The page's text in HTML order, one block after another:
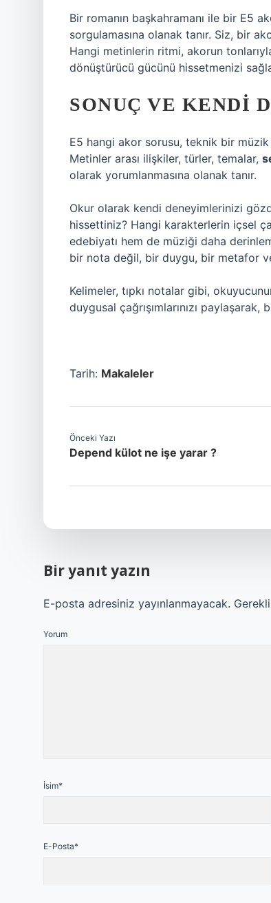
Bir romanın başkahramanı ile bir E5
sorgulamasına olanak tanır. Siz, bir
Hangi metinlerin ritmi, akorun
dönüştürücü gücünü hissetmenizi
SONUÇ VE KENDI
E5 hangi akor sorusu, teknik bir
Metinler arası ilişkiler, türler, temalar,
olarak yorumlanmasına olanak tanır.
Okur olarak kendi deneyimlerinizi
hissettiniz? Hangi karakterlerin içsel
edebiyatı hem de müziği daha
bir nota değil, bir duygu, bir metafor ve
Kelimeler, tıpkı notalar gibi,
duygusal çağrışımlarınızı
Tarih: Makaleler
Önceki Yazı
Depend külot ne işe yarar ?
Bir yanıt yazın
E-posta adresiniz yayınlanmayacak.
Yorum
İsim*
E-Posta*